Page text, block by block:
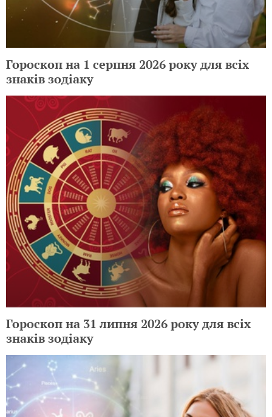
Гороскоп на 1 серпня 2026 року для всіх
знаків зодіаку
Гороскоп на 31 липня 2026 року для всіх
знаків зодіаку